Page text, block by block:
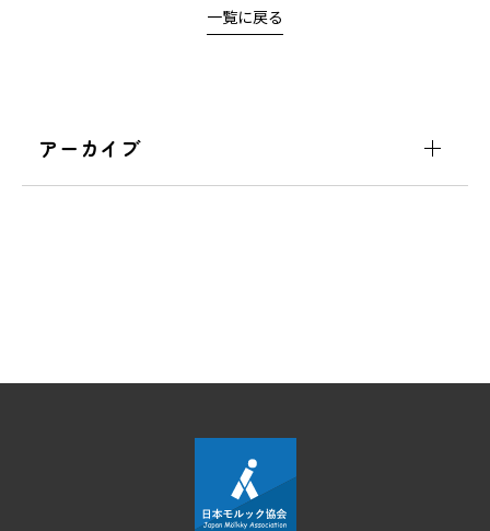
一覧に戻る
アーカイブ